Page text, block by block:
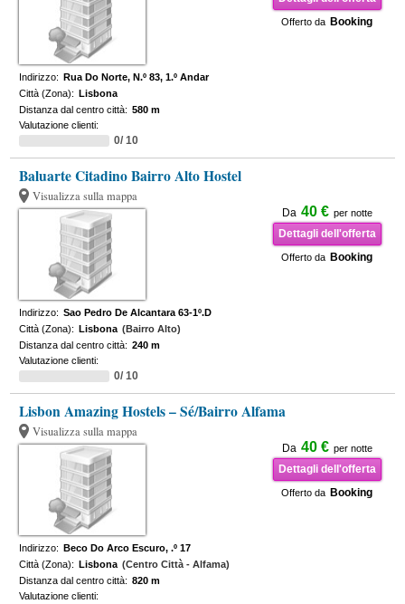
Offerto da Booking
Indirizzo: Rua Do Norte, N.º 83, 1.º Andar
Città (Zona): Lisbona
Distanza dal centro città: 580 m
Valutazione clienti:
0/ 10
Baluarte Citadino Bairro Alto Hostel
Visualizza sulla mappa
Da 40 € per notte
Dettagli dell'offerta
Offerto da Booking
Indirizzo: Sao Pedro De Alcantara 63-1º.D
Città (Zona): Lisbona (Bairro Alto)
Distanza dal centro città: 240 m
Valutazione clienti:
0/ 10
Lisbon Amazing Hostels – Sé/Bairro Alfama
Visualizza sulla mappa
Da 40 € per notte
Dettagli dell'offerta
Offerto da Booking
Indirizzo: Beco Do Arco Escuro, .º 17
Città (Zona): Lisbona (Centro Città - Alfama)
Distanza dal centro città: 820 m
Valutazione clienti: